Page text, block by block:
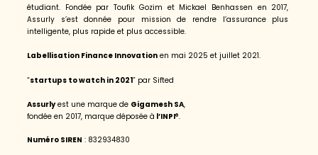
étudiant. Fondée par Toufik Gozim et Mickael Benhassen en 2017,
Assurly s’est donnée pour mission de rendre l’assurance plus
intelligente, plus rapide et plus accessible.
Labellisation Finance Innovation en mai 2025 et juillet 2021.
“startups to watch in 2021” par Sifted
Assurlyest une marque de Gigamesh SA,
fondée en 2017, marque déposée à l’INPI®.
Numéro SIREN ‌: 832934830